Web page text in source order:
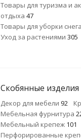
Товары для туризма и
отдыха 47
Товары для уборки снега
Уход за растениями 305
Скобянные изделия
Декор для мебели 92
Мебельная фурнитура
Мебельный крепеж 101
Перфорированные